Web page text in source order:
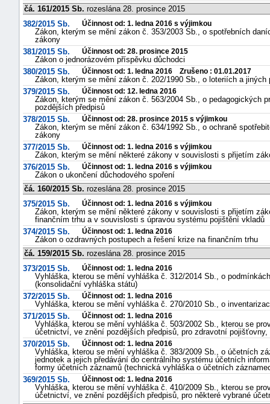
čá. 161/2015 Sb. rozeslána 28. prosince 2015
382/2015 Sb.
Účinnost od: 1. ledna 2016 s výjimkou
Zákon, kterým se mění zákon č. 353/2003 Sb., o spotřebních
zákony
381/2015 Sb.
Účinnost od: 28. prosince 2015
Zákon o jednorázovém příspěvku důchodci
380/2015 Sb.
Účinnost od: 1. ledna 2016 Zrušeno : 01.01.2017
Zákon, kterým se mění zákon č. 202/1990 Sb., o loteriích a
379/2015 Sb.
Účinnost od: 12. ledna 2016
Zákon, kterým se mění zákon č. 563/2004 Sb., o pedagogických
pozdějších předpisů
378/2015 Sb.
Účinnost od: 28. prosince 2015 s výjimkou
Zákon, kterým se mění zákon č. 634/1992 Sb., o ochraně
zákony
377/2015 Sb.
Účinnost od: 1. ledna 2016 s výjimkou
Zákon, kterým se mění některé zákony v souvislosti s přijetím
376/2015 Sb.
Účinnost od: 1. ledna 2016 s výjimkou
Zákon o ukončení důchodového spoření
čá. 160/2015 Sb. rozeslána 28. prosince 2015
375/2015 Sb.
Účinnost od: 1. ledna 2016 s výjimkou
Zákon, kterým se mění některé zákony v souvislosti s přijetím
finančním trhu a v souvislosti s úpravou systému pojištění vkladů
374/2015 Sb.
Účinnost od: 1. ledna 2016
Zákon o ozdravných postupech a řešení krize na finančním trhu
čá. 159/2015 Sb. rozeslána 28. prosince 2015
373/2015 Sb.
Účinnost od: 1. ledna 2016
Vyhláška, kterou se mění vyhláška č. 312/2014 Sb., o
(konsolidační vyhláška státu)
372/2015 Sb.
Účinnost od: 1. ledna 2016
Vyhláška, kterou se mění vyhláška č. 270/2010 Sb., o
371/2015 Sb.
Účinnost od: 1. ledna 2016
Vyhláška, kterou se mění vyhláška č. 503/2002 Sb., kterou se
účetnictví, ve znění pozdějších předpisů, pro zdravotní
370/2015 Sb.
Účinnost od: 1. ledna 2016
Vyhláška, kterou se mění vyhláška č. 383/2009 Sb., o účetních
jednotek a jejich předávání do centrálního systému účetních
formy účetních záznamů (technická vyhláška o účetních
369/2015 Sb.
Účinnost od: 1. ledna 2016
Vyhláška, kterou se mění vyhláška č. 410/2009 Sb., kterou se
účetnictví, ve znění pozdějších předpisů, pro některé vybrané
"náhradě
škod"